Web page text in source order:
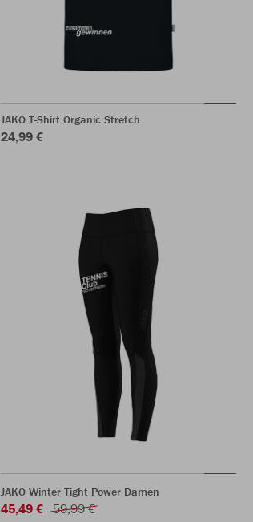
JAKO T-Shirt Organic Stretch
24,99 €
JAKO Winter Tight Power Damen
45,49 € 59,99 €